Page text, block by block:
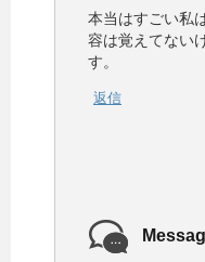
本当はすごい私
容は覚えてない
す。
返信